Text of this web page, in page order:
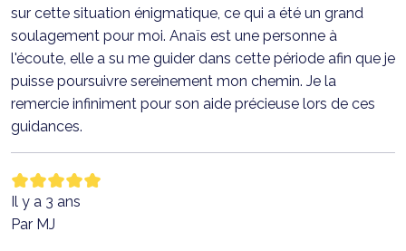
sur cette situation énigmatique, ce qui a été un grand
soulagement pour moi. Anaïs est une personne à
l'écoute, elle a su me guider dans cette période afin que je
puisse poursuivre sereinement mon chemin. Je la
remercie infiniment pour son aide précieuse lors de ces
guidances.
Il y a 3 ans
Par MJ